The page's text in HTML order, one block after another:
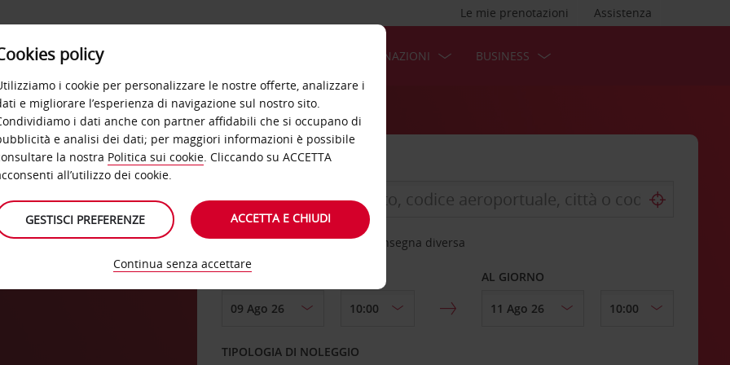
Assistenza
Le mie prenotazioni
OFFERTE DESTINAZIONI BUSINESS
Scegli una località di riconsegna diversa
DAL GIORNO AL GIORNO
TIPOLOGIA DI NOLEGGIO
policy
i cookie per personalizzare le nostre offerte, analizzare i
e migliorare l’esperienza di navigazione sul nostro sito.
i dati anche con partner affidabili che si occupano di
e analisi dei dati; per maggiori informazioni è possibile
la nostra Politica sui cookie. Cliccando su ACCETTA
all’utilizzo dei cookie.
GESTISCI PREFERENZE ACCETTA E CHIUDI
Continua senza accettare